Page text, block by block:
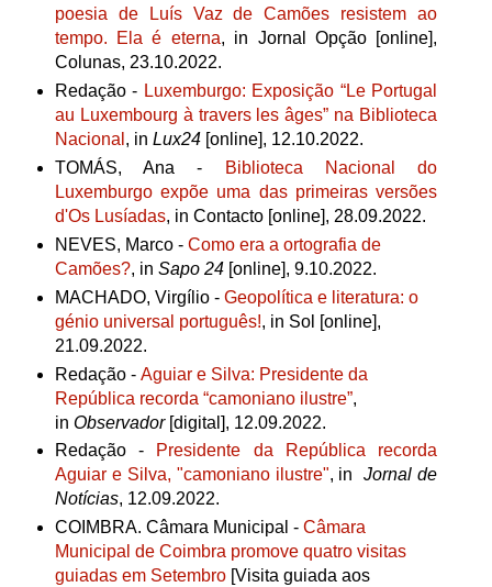
poesia de Luís Vaz de Camões resistem ao
tempo. Ela é eterna, in Jornal Opção [online],
Colunas, 23.10.2022.
Redação - Luxemburgo: Exposição “Le Portugal
au Luxembourg à travers les âges” na Biblioteca
Nacional , in Lux24[online], 12.10.2022.
TOMÁS, Ana -
Biblioteca Nacional do
Luxemburgo expõe uma das primeiras versões
d'Os Lusíadas, in Contacto [online], 28.09.2022.
NEVES, Marco - Como era a ortografia de
Camões?, in Sapo 24[online], 9.10.2022.
MACHADO, Virgílio - Geopolítica e literatura: o
génio universal português!, in Sol [online],
21.09.2022.
Redação - Aguiar e Silva: Presidente da
República recorda “camoniano ilustre”,
in Observador[digital], 12.09.2022.
Redação - Presidente da República recorda
Aguiar e Silva, "camoniano ilustre", inJornal de
Notícias, 12.09.2022.
COIMBRA. Câmara Municipal - Câmara
Municipal de Coimbra promove quatro visitas
guiadas em Setembro[Visita guiada aos